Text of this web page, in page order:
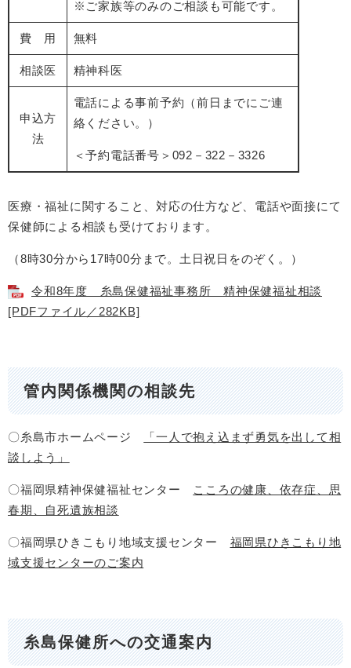
※ご家族等のみのご相談も可能です。
費 用 無料
相談医 精神科医
申込方
法
電話による事前予約（前日までにご連
絡ください。）
＜予約電話番号＞092－322－3326
医療・福祉に関すること、対応の仕方など、電話や面接にて
保健師による相談も受けております。
（8時30分から17時00分まで。土日祝日をのぞく。）
令和8年度 糸島保健福祉事務所 精神保健福祉相談
[PDFファイル／282KB]
管内関係機関の相談先
〇糸島市ホームページ
「一人で抱え込まず勇気を出して相
談しよう」
〇福岡県精神保健福祉センター
こころの健康、依存症、思
春期、自死遺族相談
〇福岡県ひきこもり地域支援センター 福岡県ひきこもり地
域支援センターのご案内​
糸島保健所への交通案内